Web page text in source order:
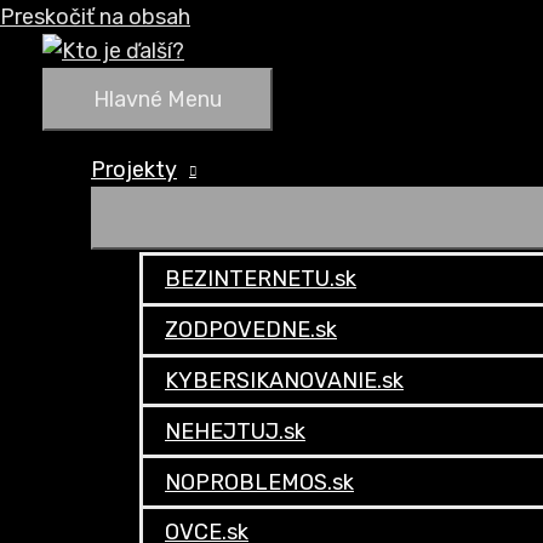
Preskočiť na obsah
Hlavné Menu
Projekty
BEZINTERNETU.sk
ZODPOVEDNE.sk
KYBERSIKANOVANIE.sk
NEHEJTUJ.sk
NOPROBLEMOS.sk
OVCE.sk